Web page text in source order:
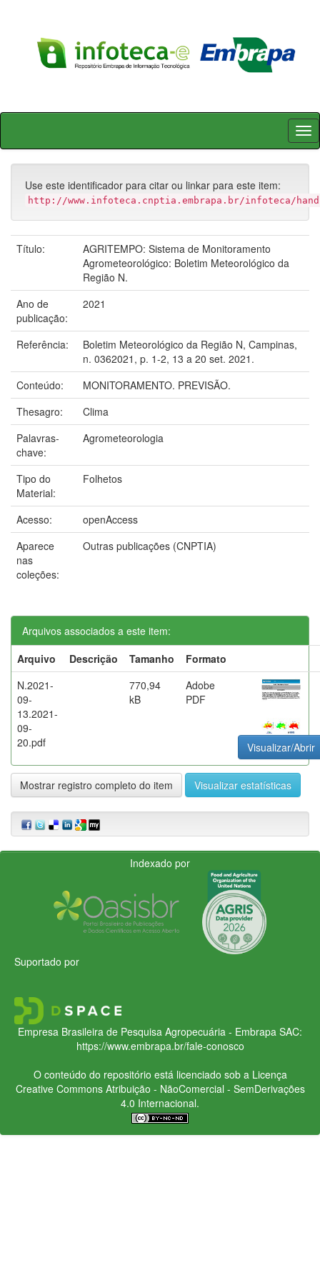
Skip
Use este identificador para citar ou linkar para este item:
http://www.infoteca.cnptia.embrapa.br/infoteca/
Título:
AGRITEMPO: Sistema de Monitoramento
Agrometeorológico: Boletim Meteorológico da
Região N.
Ano de
publicação:
2021
Referência:
Boletim Meteorológico da Região N, Campinas,
n. 0362021, p. 1-2, 13 a 20 set. 2021.
Conteúdo:
MONITORAMENTO. PREVISÃO.
Thesagro:
Clima
Palavras-
chave:
Agrometeorologia
Tipo do
Material:
Folhetos
Acesso:
openAccess
Aparece
nas
coleções:
Outras publicações (CNPTIA)
Arquivos associados a este item:
Arquivo
Descrição Tamanho
Formato
N.2021-
09-
13.2021-
09-
20.pdf
770,94
kB
Adobe
PDF
Visualizar/Abrir
Mostrar registro completo do item Visualizar estatísticas
Indexado por
Suportado por
Empresa Brasileira de Pesquisa Agropecuária - Embrapa SAC:
https://www.embrapa.br/fale-conosco
O conteúdo do repositório está licenciado sob a Licença
Creative CommonsAtribuição - NãoComercial - SemDerivações
4.0 Internacional.